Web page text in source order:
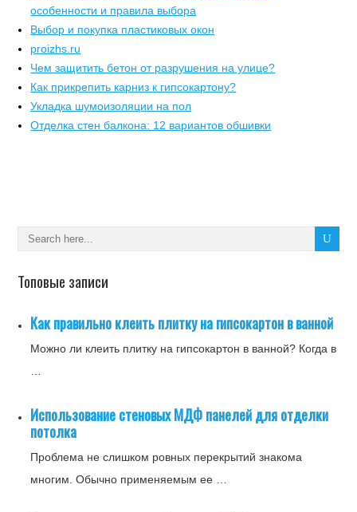
особенности и правила выбора
Выбор и покупка пластиковых окон
proizhs.ru
Чем защитить бетон от разрушения на улице?
Как прикрепить карниз к гипсокартону?
Укладка шумоизоляции на пол
Отделка стен балкона: 12 вариантов обшивки
Топовые записи
Как правильно клеить плитку на гипсокартон в ванной
Можно ли клеить плитку на гипсокартон в ванной? Когда в
Использование стеновых МДФ панелей для отделки
потолка
Проблема не слишком ровных перекрытий знакома
многим. Обычно применяемым ее …